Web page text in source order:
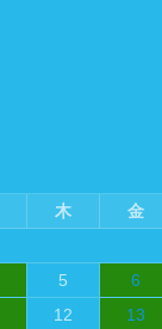
木 金
5 6
12 13